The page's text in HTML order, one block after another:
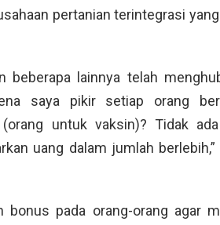
pertanian terintegrasi
beberapa lainnya telah
saya pikir setiap orang
untuk vaksin)? Tidak
uang dalam jumlah berlebih,”
pada orang-orang agar